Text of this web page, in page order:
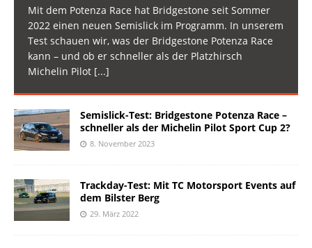
Mit dem Potenza Race hat Bridgestone seit Sommer
2022 einen neuen Semislick im Programm. In unserem
Test schauen wir, was der Bridgestone Potenza Race
kann – und ob er schneller als der Platzhirsch
Michelin Pilot [...]
Semislick-Test: Bridgestone Potenza Race –
schneller als der Michelin Pilot Sport Cup 2?
8. November 2023
Trackday-Test: Mit TC Motorsport Events auf
dem Bilster Berg
29. März 2022